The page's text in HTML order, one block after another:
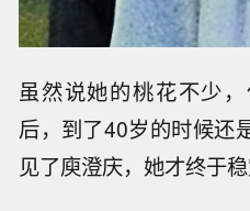
虽然说她的桃花不少
后，到了40岁的时候还
见了庾澄庆，她才终于稳